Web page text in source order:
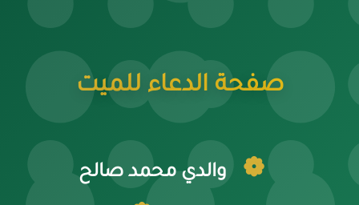
صفحة الدعاء للميت
والدي محمد صالح